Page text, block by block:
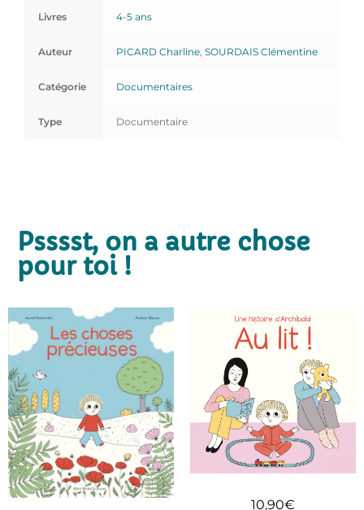
Livres 4-5 ans
Auteur PICARD Charline, SOURDAIS Clémentine
Catégorie Documentaires
Type Documentaire
Psssst, on a autre chose
pour toi !
10,90€